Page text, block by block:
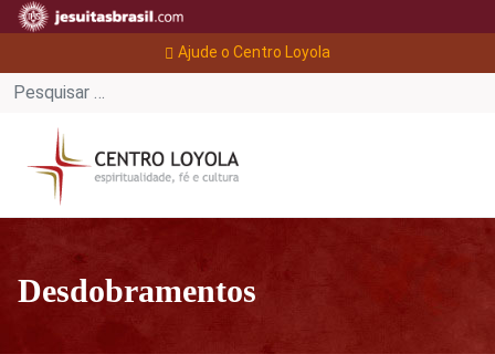
Ajude o Centro Loyola
Desdobramentos